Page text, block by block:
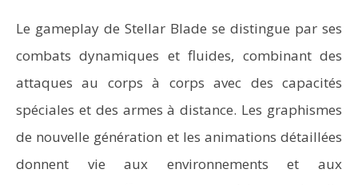
Le gameplay de Stellar Blade se distingue par ses
combats dynamiques et fluides, combinant des
attaques au corps à corps avec des capacités
spéciales et des armes à distance. Les graphismes
de nouvelle génération et les animations détaillées
donnent vie aux environnements et aux